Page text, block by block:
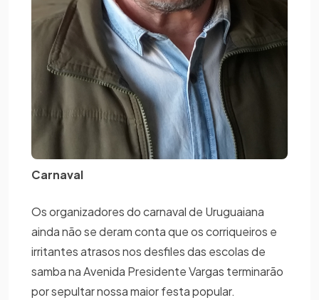
Carnaval
Os organizadores do carnaval de Uruguaiana
ainda não se deram conta que os corriqueiros e
irritantes atrasos nos desfiles das escolas de
samba na Avenida Presidente Vargas terminarão
por sepultar nossa maior festa popular.